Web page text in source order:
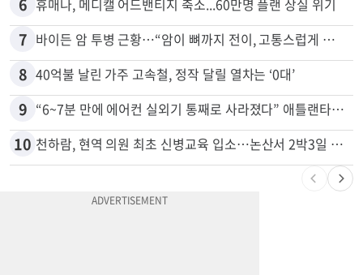
휴매나, 메디캘 어드밴티지 축소...60만명 플랜 상실 위기
7 바이든 암 투병 근황…“암이 뼈까지 전이, 고통스럽게 투병 중”
8 40억불 날린 가주 고속철, 정작 달릴 열차는 ‘0대’
9 “6~7분 만에 에어컨 실외기 통째로 사라졌다” 애틀랜타서 실외기 도난 급증
10 천하람, 현역 의원 최초 신병교육 입소…논산서 2박3일 생활